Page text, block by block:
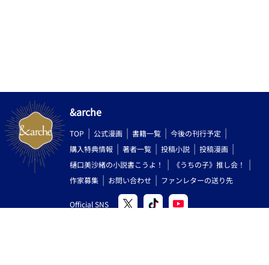
&arche
TOP 公式漫画 書籍一覧
今後の刊行予定
購入特典情報
著者一覧 投稿小説
投稿漫画
樋口美沙緒の小説書こうよ！
《うちの子》推し会！
作家募集
お問い合わせ ファンレターの送り先
Official SNS